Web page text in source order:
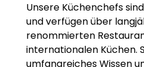
Unsere Küchenchefs
und verfügen über
renommierten
internationalen Küchen.
umfangreiches Wissen